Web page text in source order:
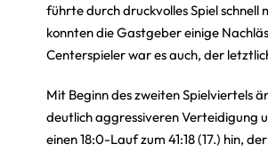
führte durch druckvolles Spiel schnell
konnten die Gastgeber einige
Centerspieler war es auch, der
Mit Beginn des zweiten Spielviertels
deutlich aggressiveren Verteidigung
einen 18:0-Lauf zum 41:18 (17.) hin,